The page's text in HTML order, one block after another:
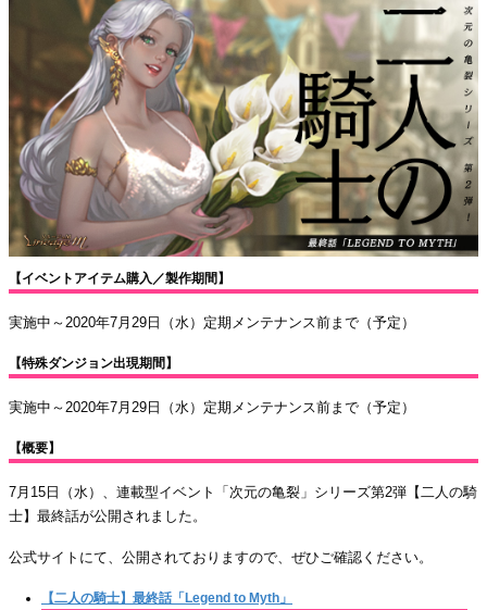
【イベントアイテム購入／製作期間】
実施中～2020年7月29日（水）定期メンテナンス前まで（予定）
【特殊ダンジョン出現期間】
実施中～2020年7月29日（水）定期メンテナンス前まで（予定）
【概要】
7月15日（水）、連載型イベント「次元の亀裂」シリーズ第2弾【二人の騎
士】最終話が公開されました。
公式サイトにて、公開されておりますので、ぜひご確認ください。
【二人の騎士】最終話「Legend to Myth」